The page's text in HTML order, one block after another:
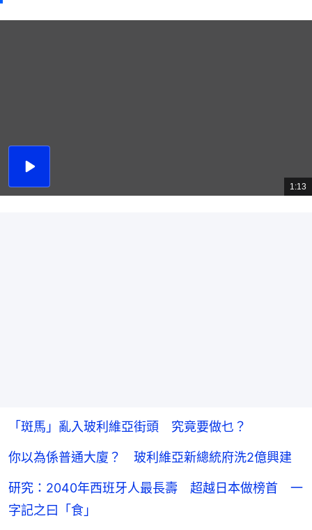
播
總
共
1:13
「斑馬」亂入玻利維亞街頭 究竟要做乜？
你以為係普通大廈？ 玻利維亞新總統府洗2億興建
研究：2040年西班牙人最長壽 超越日本做榜首 一
字記之曰「食」